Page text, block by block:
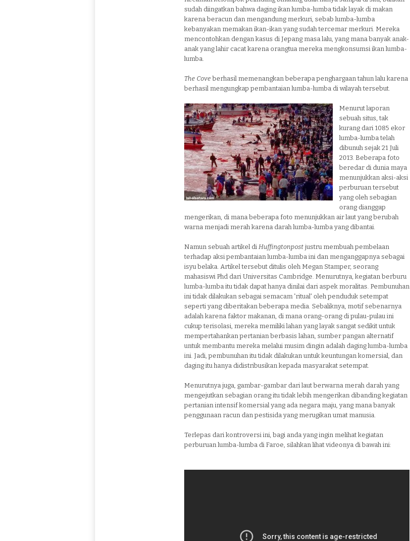
sudah diingatkan bahwa daging ikan lumba-lumba tidak layak di makan
karena beracun dan mengandung merkuri, sebab lumba-lumba
kebanyakan memakan ikan-ikan yang sudah tercemar merkuri. Mereka
mencontohkan dengan kasus di Jepang masa lalu, yang mana banyak anak-
anak yang lahir cacat karena orangtua mereka mengkonsumsi ikan lumba-
lumba.
The Cove berhasil memenangkan beberapa penghargaan tahun lalu karena
berhasil mengungkap pembantaian lumba-lumba di wilayah tersebut.
Menurut laporan
sebuah situs, tak
kurang dari 1085 ekor
lumba-lumba telah
dibunuh sejak 21 Juli
2013. Beberapa foto
beredar di dunia maya
menunjukkan aksi-aksi
perburuan tersebut
yang oleh sebagian
orang dianggap
mengerikan, di mana beberapa foto menunjukkan air laut yang berubah
warna menjadi merah karena darah lumba-lumba yang dibantai.
Namun sebuah artikel di Huffingtonpost justru membuah pembelaan
terhadap aksi pembantaian lumba-lumba ini dan menganggapnya sebagai
isyu belaka. Artikel tersebut ditulis oleh Megan Stamper, seorang
mahasiswi Phd dari Universitas Cambridge. Menurutnya, kegiatan berburu
lumba-lumba itu tidak dapat hanya dinilai dari aspek moralitas. Pembunuhan
ini tidak dilakukan sebagai semacam 'ritual' oleh penduduk setempat
seperti yang diberitakan beberapa media. Sebaliknya, motif sebenarnya
adalah karena faktor makanan, di mana orang-orang di pulau-pulau ini
cukup terisolasi, mereka memiliki lahan yang layak sangat sedikit untuk
mempertahankan pertanian berbasis lahan, sumber pangan alternatif
untuk membantu mereka melalui musim dingin adalah daging lumba-lumba
ini. Jadi, pembunuhan itu tidak dilakukan untuk keuntungan komersial, dan
daging itu hanya didistribusikan kepada masyarakat setempat.
Menurutnya juga, gambar-gambar dari laut berwarna merah darah yang
mengejutkan sebagian orang itu tidak lebih mengerikan dibanding kegiatan
pertanian intensif komersial yang ada negara maju, yang mana banyak
penggunaan racun dan pestisida yang merugikan umat manusia.
Terlepas dari kontroversi ini, bagi anda yang ingin melihat kegiatan
perburuan lumba-lumba di Faroe, silahkan lihat videonya di bawah ini: